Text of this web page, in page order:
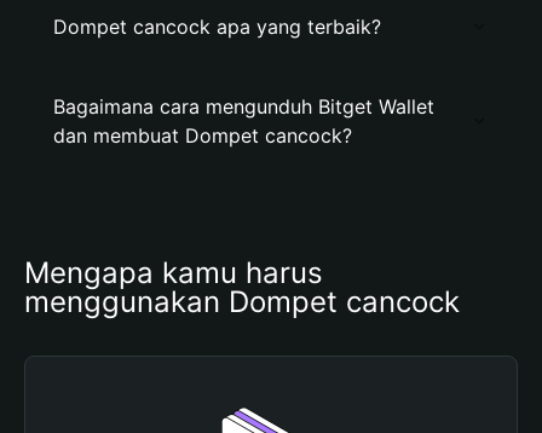
Dompet cancock apa yang terbaik?
Bagaimana cara mengunduh Bitget Wallet
dan membuat Dompet cancock?
Mengapa kamu harus
menggunakan Dompet cancock